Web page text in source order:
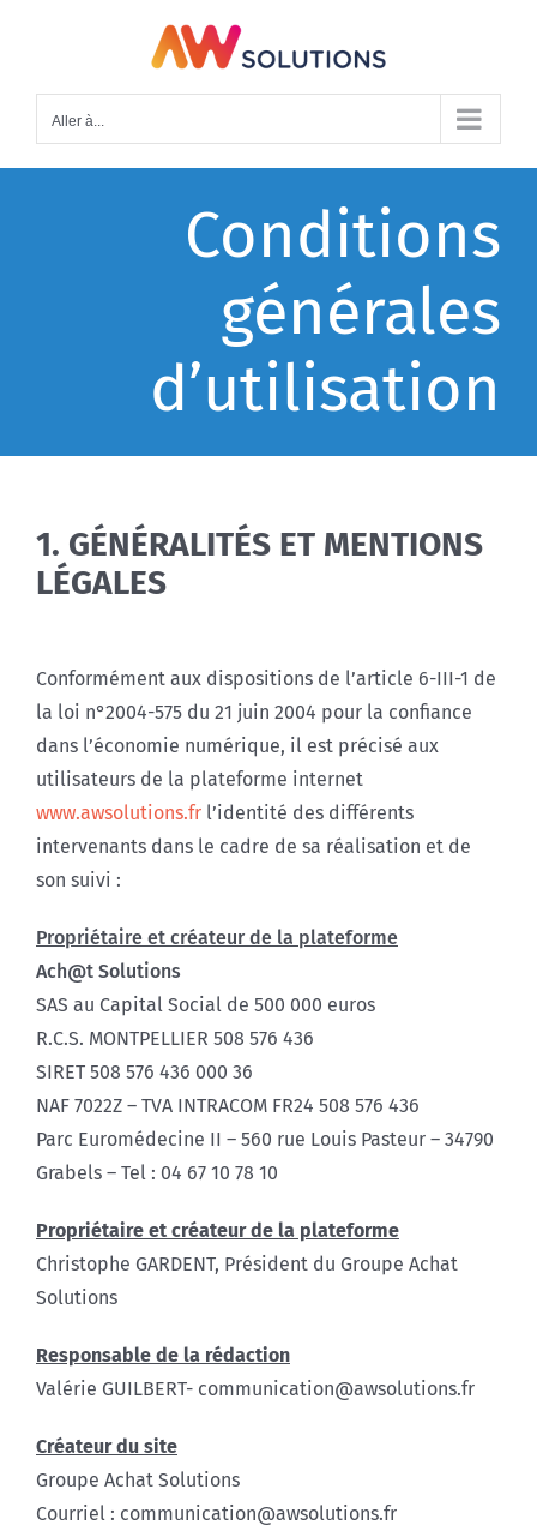
Aller à...
Conditions
générales
d’utilisation
1. GÉNÉRALITÉS ET MENTIONS
LÉGALES
Conformément aux dispositions de l’article 6-III-1 de
la loi n°2004-575 du 21 juin 2004 pour la confiance
dans l’économie numérique, il est précisé aux
utilisateurs de la plateforme internet
www.awsolutions.fr l’identité des différents
intervenants dans le cadre de sa réalisation et de
son suivi :
Propriétaire et créateur de la plateforme
Ach@t Solutions
SAS au Capital Social de 500 000 euros
R.C.S. MONTPELLIER 508 576 436
SIRET 508 576 436 000 36
NAF 7022Z – TVA INTRACOM FR24 508 576 436
Parc Euromédecine II – 560 rue Louis Pasteur – 34790
Grabels – Tel : 04 67 10 78 10
Propriétaire et créateur de la plateforme
Christophe GARDENT, Président du Groupe Achat
Solutions
Responsable de la rédaction
Valérie GUILBERT- communication@awsolutions.fr
Créateur du site
Groupe Achat Solutions
Courriel : communication@awsolutions.fr